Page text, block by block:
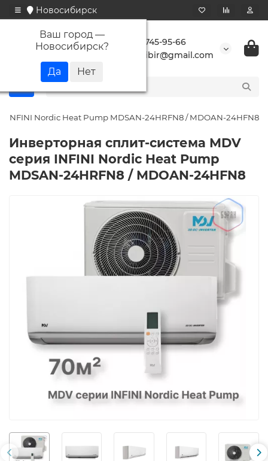
Новосибирск
Ваш город —
Новосибирск?
+7 923 745-95-66
buransibir@gmail.com
INFINI Nordic Heat Pump MDSAN-24HRFN8 / MDOAN-24HFN8
Инверторная сплит-система MDV
серия INFINI Nordic Heat Pump
MDSAN-24HRFN8 / MDOAN-24HFN8